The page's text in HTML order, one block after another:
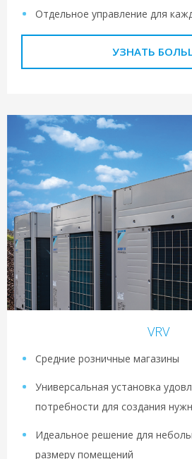
Отдельное управление для
УЗНАТЬ
VRV
Средние розничные магазины
Универсальная установка
потребности для создания
Идеальное решение для
размеру помещений